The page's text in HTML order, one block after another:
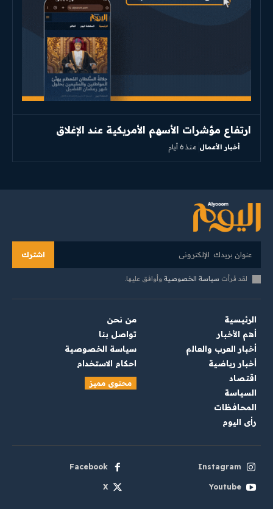
ارتفاع مؤشرات الأسهم الأمريكية عند الإغلاق
أخبار الأعمال منذ 6 أيام
اشترك
لقد قرأت سياسة الخصوصية وأوافق عليها.
الرئيسية
أهم الأخبار
أخبار العرب والعالم
أخبار رياضية
اقتصاد
السياسة
المحافظات
رأي اليوم
من نحن
تواصل بنا
سياسة الخصوصية
احكام الاستخدام
محتوى مميز
Facebook Instagram
X Youtube